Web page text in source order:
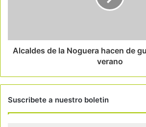
Alcaldes de la Noguera hacen de
verano
Suscribete a nuestro boletin